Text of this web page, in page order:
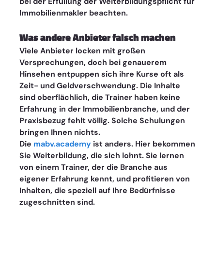
Immobilienmakler beachten.
Was andere Anbieter falsch machen
Viele Anbieter locken mit großen
Versprechungen, doch bei genauerem
Hinsehen entpuppen sich ihre Kurse oft als
Zeit- und Geldverschwendung. Die Inhalte
sind oberflächlich, die Trainer haben keine
Erfahrung in der Immobilienbranche, und der
Praxisbezug fehlt völlig. Solche Schulungen
bringen Ihnen nichts.
Die mabv.academy ist anders. Hier bekommen
Sie Weiterbildung, die sich lohnt. Sie lernen
von einem Trainer, der die Branche aus
eigener Erfahrung kennt, und profitieren von
Inhalten, die speziell auf Ihre Bedürfnisse
zugeschnitten sind.